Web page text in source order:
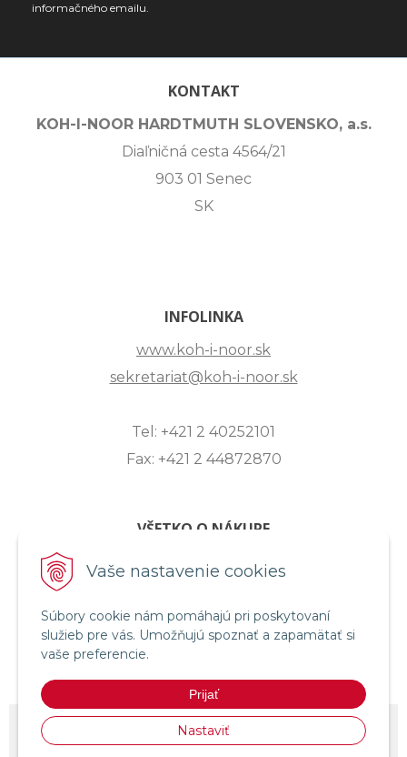
Vaše nastavenie cookies
Súbory cookie nám pomáhajú pri poskytovaní
služieb pre vás. Umožňujú spoznať a zapamätať si
vaše preferencie.
Prijať
Nastaviť
informačného emailu.
KONTAKT
KOH-I-NOOR HARDTMUTH SLOVENSKO, a.s.
Diaľničná cesta 4564/21
903 01 Senec
SK
INFOLINKA
www.koh-i-noor.sk
sekretariat@koh-i-noor.sk
Tel: +421 2 40252101
Fax: +421 2 44872870
VŠETKO O NÁKUPE
ZASLANIE OTÁZKY
OBCHODNÉ PODMIENKY
REKLAMAČNÝ PORIADOK
© 2026 KOH-I-NOOR HARDTMUTH SLOVENSKO • e-shop